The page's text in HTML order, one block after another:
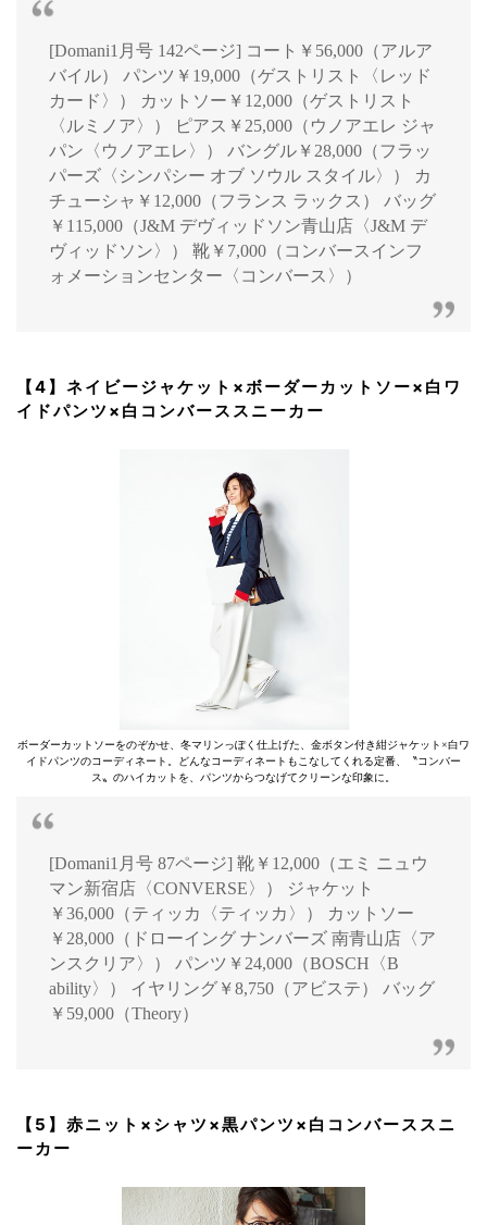
[Domani1月号 142ページ] コート￥56,000（アルア
バイル） パンツ￥19,000（ゲストリスト〈レッド
カード〉） カットソー￥12,000（ゲストリスト
〈ルミノア〉） ピアス￥25,000（ウノアエレ ジャ
パン〈ウノアエレ〉） バングル￥28,000（フラッ
パーズ〈シンパシー オブ ソウル スタイル〉） カ
チューシャ￥12,000（フランス ラックス） バッグ
￥115,000（J&M デヴィッドソン青山店〈J&M デ
ヴィッドソン〉） 靴￥7,000（コンバースインフ
ォメーションセンター〈コンバース〉）
【4】ネイビージャケット×ボーダーカットソー×白ワ
イドパンツ×白コンバーススニーカー
ボーダーカットソーをのぞかせ、冬マリンっぽく仕上げた、金ボタン付き紺ジャケット×白ワ
イドパンツのコーディネート。どんなコーディネートもこなしてくれる定番、〝コンバー
ス〟のハイカットを、パンツからつなげてクリーンな印象に。
[Domani1月号 87ページ] 靴￥12,000（エミ ニュウ
マン新宿店〈CONVERSE〉） ジャケット
￥36,000（ティッカ〈ティッカ〉） カットソー
￥28,000（ドローイング ナンバーズ 南青山店〈ア
ンスクリア〉） パンツ￥24,000（BOSCH〈B
ability〉） イヤリング￥8,750（アビステ） バッグ
￥59,000（Theory）
【5】赤ニット×シャツ×黒パンツ×白コンバーススニ
ーカー